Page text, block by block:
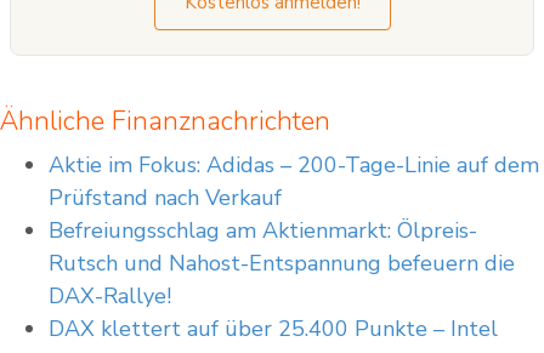
dieser Information auf eigenes Risiko.
Ähnliche Finanznachrichten
Aktie im Fokus: Adidas – 200-Tage-Linie auf dem
Prüfstand nach Verkauf
Befreiungsschlag am Aktienmarkt: Ölpreis-
Rutsch und Nahost-Entspannung befeuern die
DAX-Rallye!
DAX klettert auf über 25.400 Punkte – Intel